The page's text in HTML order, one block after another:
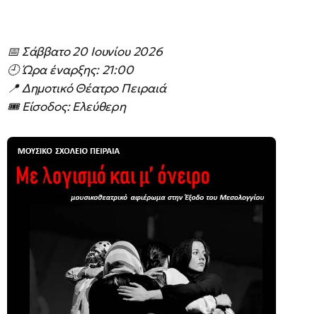
📅 Σάββατο 20 Ιουνίου 2026
🕘 Ώρα έναρξης: 21:00
📍 Δημοτικό Θέατρο Πειραιά
🎟 Είσοδος: Ελεύθερη